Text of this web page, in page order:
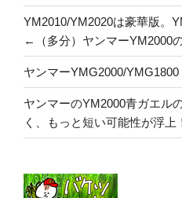
YM2010/YM2020は豪華版。
←（多分）ヤンマーYM2000
ヤンマーYMG2000/YMG1800
ヤンマーのYM2000青ガエル
く、もっと短い可能性が浮上